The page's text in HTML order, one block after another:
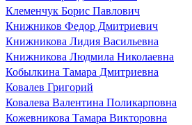
Клеменчук Борис Павлович
Книжников Федор Дмитриевич
Книжникова Лидия Васильевна
Книжникова Людмила Николаевна
Кобылкина Тамара Дмитриевна
Ковалев Григорий
Ковалева Валентина Поликарповна
Кожевникова Тамара Викторовна